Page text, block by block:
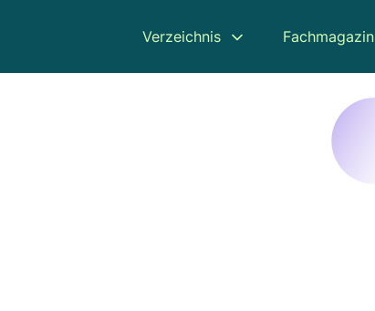
Verzeichnis Fachmagazin